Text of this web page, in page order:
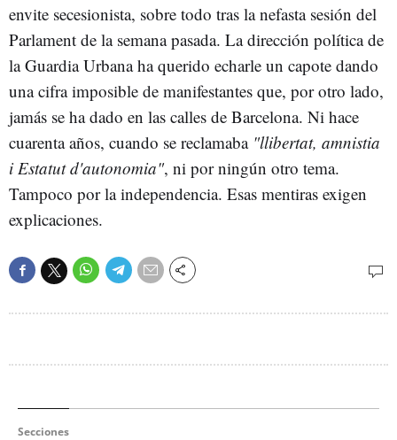
envite secesionista, sobre todo tras la nefasta sesión del
Parlament de la semana pasada. La dirección política de
la Guardia Urbana ha querido echarle un capote dando
una cifra imposible de manifestantes que, por otro lado,
jamás se ha dado en las calles de Barcelona. Ni hace
cuarenta años, cuando se reclamaba "llibertat, amnistia
i Estatut d'autonomia", ni por ningún otro tema.
Tampoco por la independencia. Esas mentiras exigen
explicaciones.
Secciones